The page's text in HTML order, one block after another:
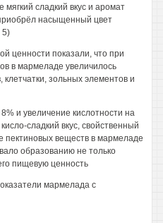
сладкий вкус и аромат
насыщенный цвет
5)
ценности показали, что при
в мармеладе увеличилось
зольных элементов и
и увеличение кислотности на
сладкий вкус, свойственный
пектиновых веществ в мармеладе
образованию не только
пищевую ценность
мармелада с